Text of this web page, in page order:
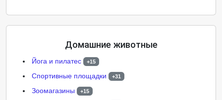
Домашние животные
Йога и пилатес +15
Cпортивные площадки +31
Зоомагазины +15